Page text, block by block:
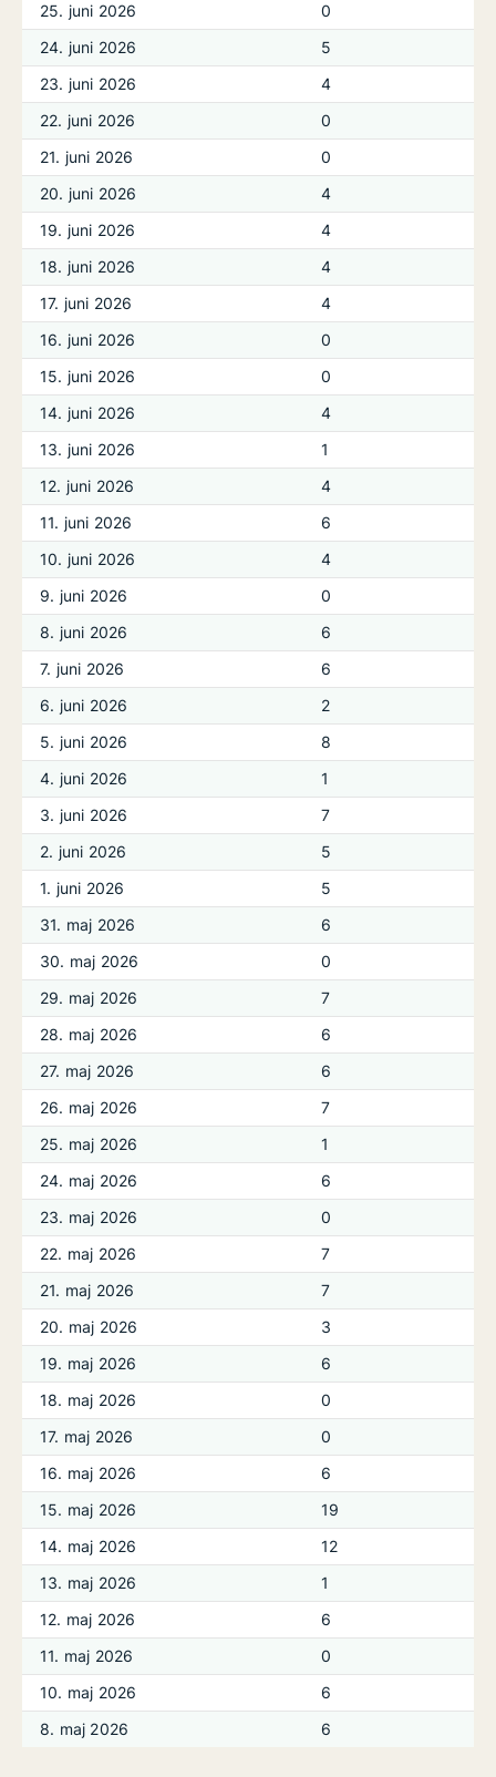
25. juni 2026
0
24. juni 2026
5
23. juni 2026
4
22. juni 2026
0
21. juni 2026
0
20. juni 2026
4
19. juni 2026
4
18. juni 2026
4
17. juni 2026
4
16. juni 2026
0
15. juni 2026
0
14. juni 2026
4
13. juni 2026
1
12. juni 2026
4
11. juni 2026
6
10. juni 2026
4
9. juni 2026
0
8. juni 2026
6
7. juni 2026
6
6. juni 2026
2
5. juni 2026
8
4. juni 2026
1
3. juni 2026
7
2. juni 2026
5
1. juni 2026
5
31. maj 2026
6
30. maj 2026
0
29. maj 2026
7
28. maj 2026
6
27. maj 2026
6
26. maj 2026
7
25. maj 2026
1
24. maj 2026
6
23. maj 2026
0
22. maj 2026
7
21. maj 2026
7
20. maj 2026
3
19. maj 2026
6
18. maj 2026
0
17. maj 2026
0
16. maj 2026
6
15. maj 2026
19
14. maj 2026
12
13. maj 2026
1
12. maj 2026
6
11. maj 2026
0
10. maj 2026
6
8. maj 2026
6